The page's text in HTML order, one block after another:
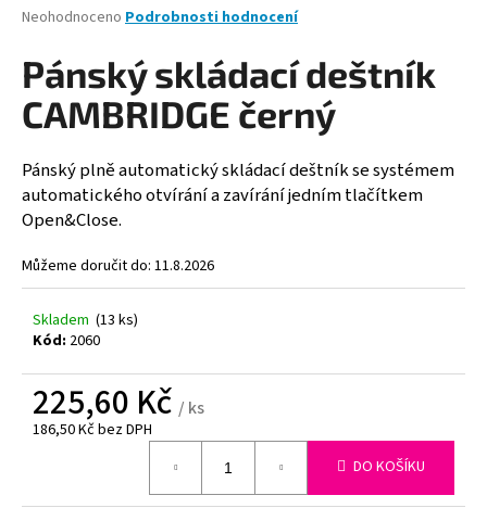
Průměrné
produktu
je
0,0
z
hvězdiček.
Neohodnoceno Podrobnosti hodnocení
Pánský skládací deštník
CAMBRIDGE černý
Pánský plně automatický skládací deštník se systémem
automatického otvírání a zavírání jedním tlačítkem
Open&Close.
Můžeme doručit do: 11.8.2026
Skladem (13 ks)
Kód: 2060
225,60 Kč / ks
186,50 Kč bez DPH
DO KOŠÍKU
a
j
í
t
D
o
p
o